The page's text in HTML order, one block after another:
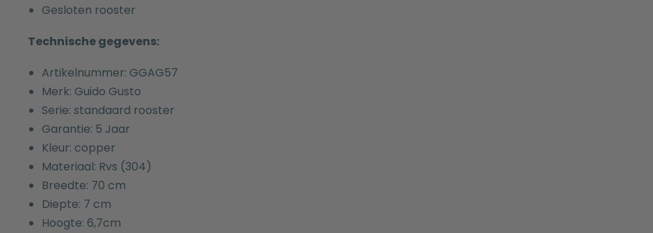
Gesloten rooster
Technische gegevens:
Artikelnummer: GGAG57
Merk: Guido Gusto
Serie: standaard rooster
Garantie: 5 Jaar
Kleur: copper
Materiaal: Rvs (304)
Breedte: 70 cm
Diepte: 7 cm
Hoogte: 6,7cm